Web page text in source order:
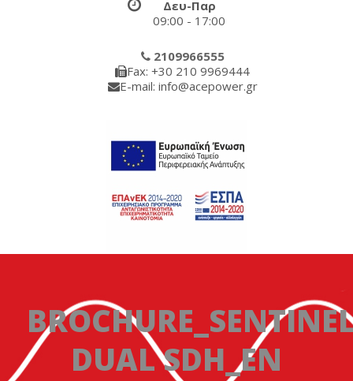
Δευ-Παρ
09:00 - 17:00
2109966555
Fax: +30 210 9969444
E-mail: info@acepower.gr
DUAL SDH_EN